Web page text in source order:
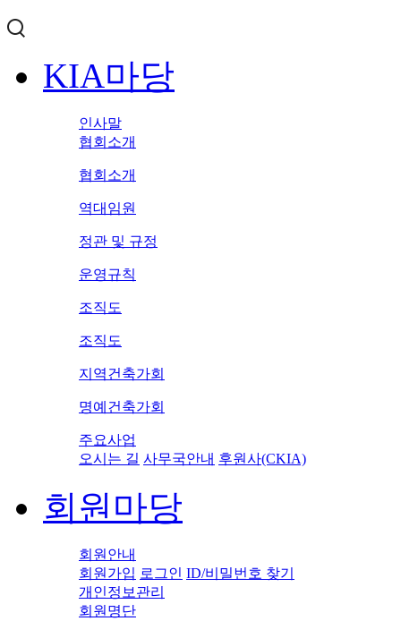
KIA마당
인사말
협회소개
협회소개
역대임원
정관 및 규정
운영규칙
조직도
조직도
지역건축가회
명예건축가회
주요사업
오시는 길 사무국안내 후원사(CKIA)
회원마당
회원안내
회원가입 로그인 ID/비밀번호 찾기
개인정보관리
회원명단